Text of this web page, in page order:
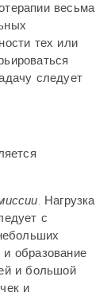
весьма
тех или
следует
. Нагрузка
с
образование
и большой
и